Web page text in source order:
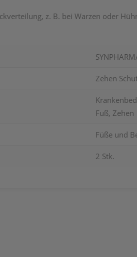
z. B. bei Warzen oder
Zehen
Fuß, Zehen
Füße und
2 Stk.